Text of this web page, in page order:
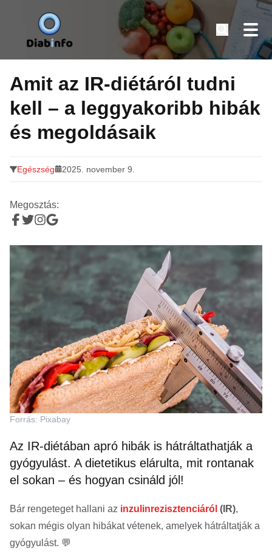
Tovább
tartalomra
Diabinfo.hu – Információk cukorbetegeknek
Amit az IR-diétáról tudni
kell – a leggyakoribb hibák
és megoldásaik
Egészség 2025. november 9.
Megosztás:
Forrás: Pixabay
Az IR-diétában apró hibák is hátráltathatják a
gyógyulást. A dietetikus elárulta, mit rontanak
el sokan – és hogyan csináld jól!
Bár rengeteget hallani az inzulinrezisztenciáról (IR),
sokan mégis olyan hibákat vétenek, amelyek hátráltatják a
gyógyulást. 💬